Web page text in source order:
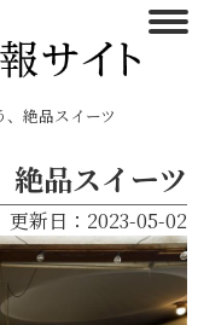
、絶品スイーツ
絶品スイーツ
更新日：2023-05-02